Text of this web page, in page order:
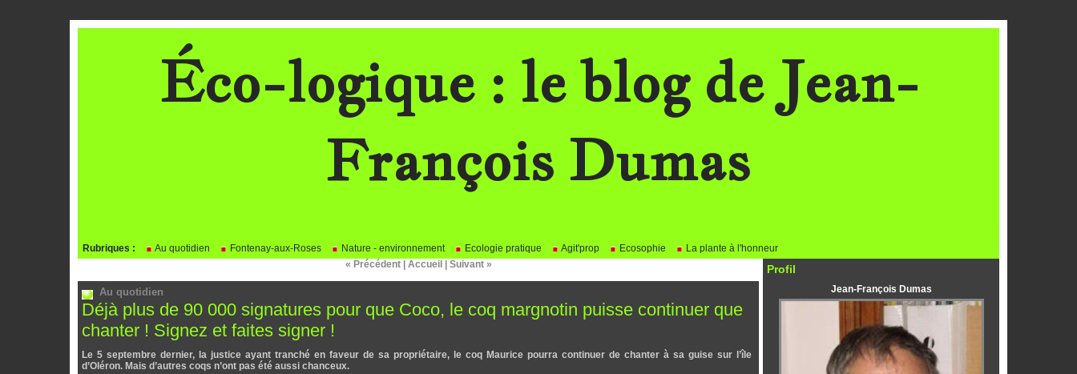
Éco-logique : le blog de Jean-
François Dumas
Rubriques : Au quotidien Fontenay-aux-Roses Nature - environnement Ecologie pratique Agit'prop Ecosophie
La plante à l'honneur
« Précédent
Accueil Suivant »
Au quotidien
Déjà plus de 90 000 signatures pour que Coco, le coq margnotin puisse continuer que
chanter ! Signez et faites signer !
Le 5 septembre dernier, la justice ayant tranché en faveur de sa propriétaire, le coq Maurice pourra continuer de chanter à sa guise sur l’île
d’Oléron. Mais d’autres coqs n’ont pas été aussi chanceux.
Profil
Jean-François Dumas